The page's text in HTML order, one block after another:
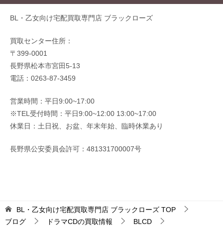
BL・乙女向け宅配買取専門店 ブラックローズ
買取センター住所：
〒399-0001
長野県松本市宮田5-13
電話：0263-87-3459
営業時間：平日9:00~17:00
※TEL受付時間：平日9:00~12:00 13:00~17:00
休業日：土日祝、お盆、年末年始、臨時休業あり
長野県公安委員会許可：481331700007号
BL・乙女向け宅配買取専門店 ブラックローズ TOP
ブログ
ドラマCDの買取情報
BLCD